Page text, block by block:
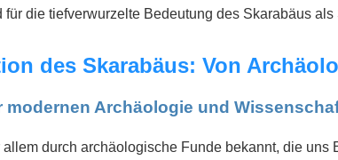
die tiefverwurzelte Bedeutung des Skarabäus
des Skarabäus: Von
modernen Archäologie und
durch archäologische Funde bekannt, die